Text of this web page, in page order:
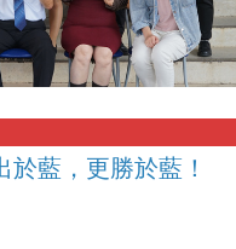
藍，更勝於藍！